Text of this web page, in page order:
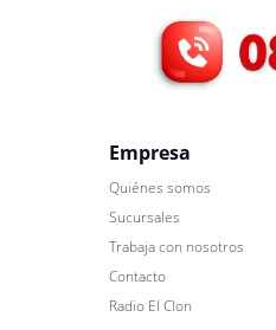
Empresa
Quiénes somos
Sucursales
Trabaja con nosotros
Contacto
Radio El Clon